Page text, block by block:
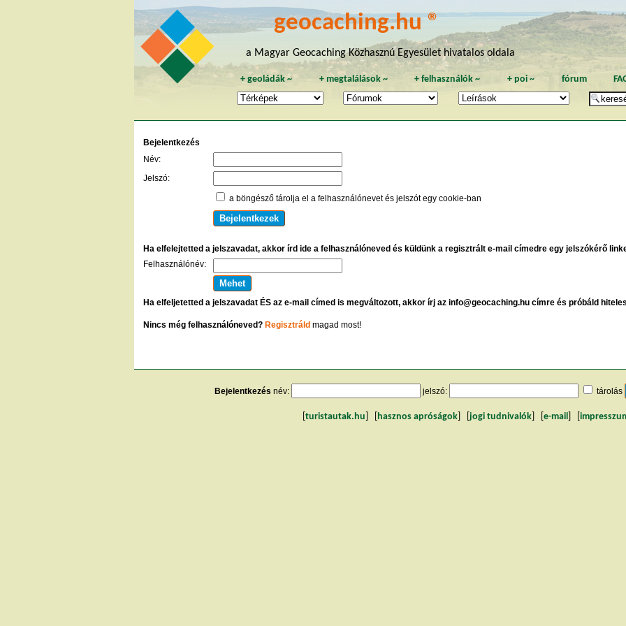
geocaching.hu ®
a Magyar Geocaching Közhasznú Egyesület hivatalos oldala
+geoládák ~ + megtalálások~ +felhasználók ~ + poi~ fórum
Bejelentkezés
Név:
Jelszó:
a böngésző tárolja el a felhasználónevet és jelszót egy cookie-ban
Ha elfelejtetted a jelszavadat, akkor írd ide a felhasználóneved és küldünk a regisztrált e-mail címedre egy jelszókérő
Felhasználónév:
Ha elfeljetetted a jelszavadat ÉS az e-mail címed is megváltozott, akkor írj az info@geocaching.hu címre és próbáld
Nincs még felhasználóneved? Regisztráld magad most!
Bejelentkezés név: jelszó: tárolás
turistautak.hu hasznos apróságok jogi tudnivalók e-mail